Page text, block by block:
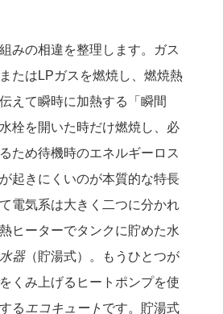
みの相違を整理します。ガス
たはLPガスを燃焼し、燃焼熱
えて瞬時に加熱する「瞬間
栓を開いた時だけ燃焼し、必
ため待機時のエネルギーロス
起きにくいのが本質的な特長
電気系は大きく二つに分かれ
ヒーターでタンクに貯めた水
器（貯湯式）。もうひとつが
くみ上げるヒートポンプを使
るエコキュート です。貯湯式